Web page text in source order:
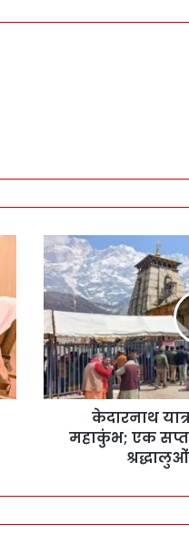
केदारनाथ
महाकुंभ; एक